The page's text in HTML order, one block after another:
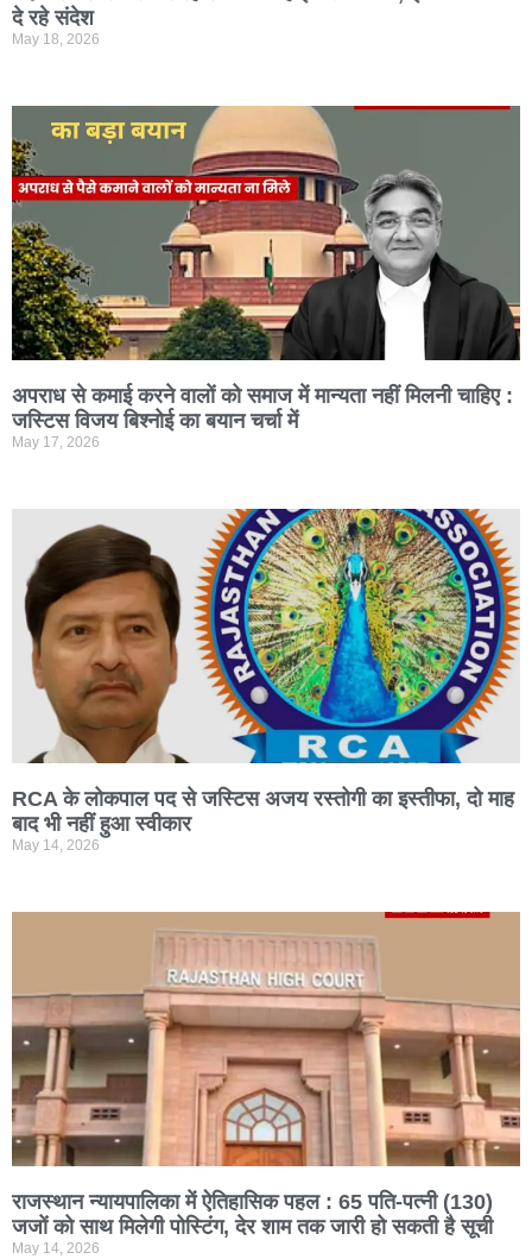
दे रहे संदेश
May 18, 2026
अपराध से कमाई करने वालों को समाज में मान्यता नहीं मिलनी चाहिए :
जस्टिस विजय बिश्नोई का बयान चर्चा में
May 17, 2026
RCA के लोकपाल पद से जस्टिस अजय रस्तोगी का इस्तीफा, दो माह
बाद भी नहीं हुआ स्वीकार
May 14, 2026
राजस्थान न्यायपालिका में ऐतिहासिक पहल : 65 पति-पत्नी (130)
जजों को साथ मिलेगी पोस्टिंग, देर शाम तक जारी हो सकती है सूची
May 14, 2026